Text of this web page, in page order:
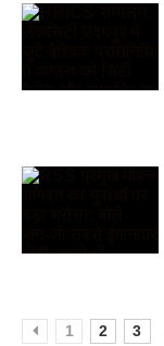
1 2 3